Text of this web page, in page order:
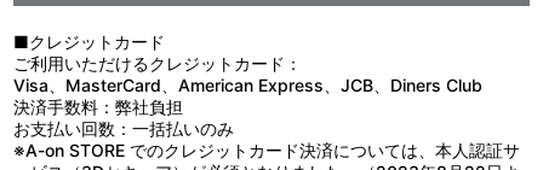
＜DISC1＞
01. Möbius
02. Ξ
03. EARth
04. CC…12yl
05. ♂hUNTer
06. KNS
07. uc0105
■クレジットカード
ご利用いただけるクレジットカード：
Visa、MasterCard、American Express、JCB、Diners Club
決済手数料：弊社負担
お支払い回数：一括払いのみ
※A-on STORE でのクレジットカード決済については、本人認証サ